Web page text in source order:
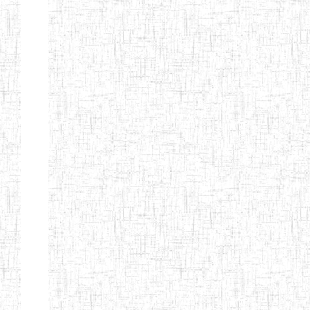
Début Préc. 1 2 3 4 5
6
Suivant
Fin
Etablissements
d'enseignement
secondaire
technique
et
professionnel